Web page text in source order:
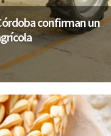
confirman un